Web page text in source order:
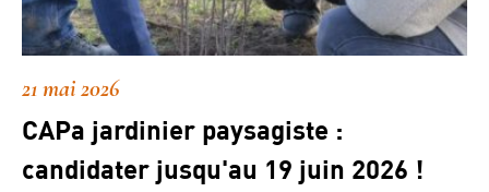
21 mai 2026
CAPa jardinier paysagiste :
candidater jusqu'au 19 juin 2026 !